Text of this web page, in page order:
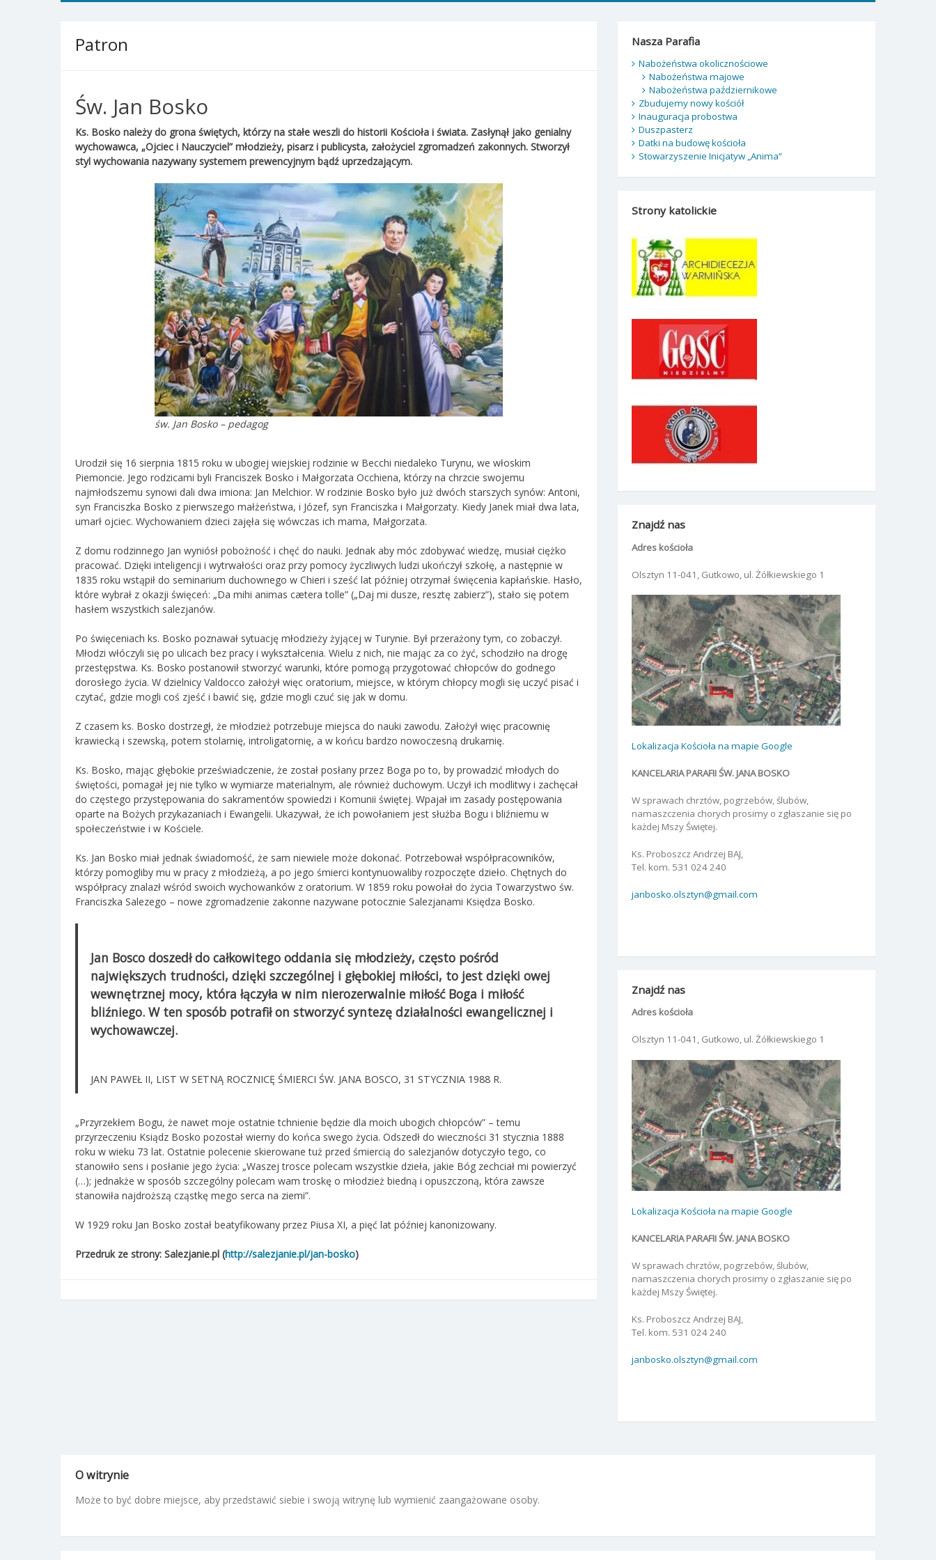
Patron
Św. Jan Bosko
Ks. Bosko należy do grona świętych, którzy na stałe weszli do historii Kościoła i świata. Zasłynął jako genialny
wychowawca, „Ojciec i Nauczyciel” młodzieży, pisarz i publicysta, założyciel zgromadzeń zakonnych. Stworzył
styl wychowania nazywany systemem prewencyjnym bądź uprzedzającym.
św. Jan Bosko – pedagog
Urodził się 16 sierpnia 1815 roku w ubogiej wiejskiej rodzinie w Becchi niedaleko Turynu, we włoskim
Piemoncie. Jego rodzicami byli Franciszek Bosko i Małgorzata Occhiena, którzy na chrzcie swojemu
najmłodszemu synowi dali dwa imiona: Jan Melchior. W rodzinie Bosko było już dwóch starszych synów: Antoni,
syn Franciszka Bosko z pierwszego małżeństwa, i Józef, syn Franciszka i Małgorzaty. Kiedy Janek miał dwa lata,
umarł ojciec. Wychowaniem dzieci zajęła się wówczas ich mama, Małgorzata.
Z domu rodzinnego Jan wyniósł pobożność i chęć do nauki. Jednak aby móc zdobywać wiedzę, musiał ciężko
pracować. Dzięki inteligencji i wytrwałości oraz przy pomocy życzliwych ludzi ukończył szkołę, a następnie w
1835 roku wstąpił do seminarium duchownego w Chieri i sześć lat później otrzymał święcenia kapłańskie. Hasło,
które wybrał z okazji święceń: „Da mihi animas cætera tolle” („Daj mi dusze, resztę zabierz”), stało się potem
hasłem wszystkich salezjanów.
Po święceniach ks. Bosko poznawał sytuację młodzieży żyjącej w Turynie. Był przerażony tym, co zobaczył.
Młodzi włóczyli się po ulicach bez pracy i wykształcenia. Wielu z nich, nie mając za co żyć, schodziło na drogę
przestępstwa. Ks. Bosko postanowił stworzyć warunki, które pomogą przygotować chłopców do godnego
dorosłego życia. W dzielnicy Valdocco założył więc oratorium, miejsce, w którym chłopcy mogli się uczyć pisać i
czytać, gdzie mogli coś zjeść i bawić się, gdzie mogli czuć się jak w domu.
Z czasem ks. Bosko dostrzegł, że młodzież potrzebuje miejsca do nauki zawodu. Założył więc pracownię
krawiecką i szewską, potem stolarnię, introligatornię, a w końcu bardzo nowoczesną drukarnię.
Ks. Bosko, mając głębokie przeświadczenie, że został posłany przez Boga po to, by prowadzić młodych do
świętości, pomagał jej nie tylko w wymiarze materialnym, ale również duchowym. Uczył ich modlitwy i zachęcał
do częstego przystępowania do sakramentów spowiedzi i Komunii świętej. Wpajał im zasady postępowania
oparte na Bożych przykazaniach i Ewangelii. Ukazywał, że ich powołaniem jest służba Bogu i bliźniemu w
społeczeństwie i w Kościele.
Ks. Jan Bosko miał jednak świadomość, że sam niewiele może dokonać. Potrzebował współpracowników,
którzy pomogliby mu w pracy z młodzieżą, a po jego śmierci kontynuowaliby rozpoczęte dzieło. Chętnych do
współpracy znalazł wśród swoich wychowanków z oratorium. W 1859 roku powołał do życia Towarzystwo św.
Franciszka Salezego – nowe zgromadzenie zakonne nazywane potocznie Salezjanami Księdza Bosko.
Jan Bosco doszedł do całkowitego oddania się młodzieży, często pośród
największych trudności, dzięki szczególnej i głębokiej miłości, to jest dzięki owej
wewnętrznej mocy, która łączyła w nim nierozerwalnie miłość Boga i miłość
bliźniego. W ten sposób potrafił on stworzyć syntezę działalności ewangelicznej i
wychowawczej.
JAN PAWEŁ II, LIST W SETNĄ ROCZNICĘ ŚMIERCI ŚW. JANA BOSCO, 31 STYCZNIA 1988 R.
„Przyrzekłem Bogu, że nawet moje ostatnie tchnienie będzie dla moich ubogich chłopców” – temu
przyrzeczeniu Ksiądz Bosko pozostał wierny do końca swego życia. Odszedł do wieczności 31 stycznia 1888
roku w wieku 73 lat. Ostatnie polecenie skierowane tuż przed śmiercią do salezjanów dotyczyło tego, co
stanowiło sens i posłanie jego życia: „Waszej trosce polecam wszystkie dzieła, jakie Bóg zechciał mi powierzyć
(…); jednakże w sposób szczególny polecam wam troskę o młodzież biedną i opuszczoną, która zawsze
stanowiła najdroższą cząstkę mego serca na ziemi”.
W 1929 roku Jan Bosko został beatyfikowany przez Piusa XI, a pięć lat później kanonizowany.
Przedruk ze strony: Salezjanie.pl (http://salezjanie.pl/jan-bosko)
Nasza Parafia
Nabożeństwa okolicznościowe
Nabożeństwa majowe
Nabożeństwa październikowe
Zbudujemy nowy kościół
Inauguracja probostwa
Duszpasterz
Datki na budowę kościoła
Stowarzyszenie Inicjatyw „Anima”
Strony katolickie
Znajdź nas
Adres kościoła
Olsztyn 11-041, Gutkowo, ul. Żółkiewskiego 1
Lokalizacja Kościoła na mapie Google
KANCELARIA PARAFII ŚW. JANA BOSKO
W sprawach chrztów, pogrzebów, ślubów,
namaszczenia chorych prosimy o zgłaszanie się po
każdej Mszy Świętej.
Ks. Proboszcz Andrzej BAJ,
Tel. kom. 531 024 240
janbosko.olsztyn@gmail.com
Znajdź nas
Adres kościoła
Olsztyn 11-041, Gutkowo, ul. Żółkiewskiego 1
Lokalizacja Kościoła na mapie Google
KANCELARIA PARAFII ŚW. JANA BOSKO
W sprawach chrztów, pogrzebów, ślubów,
namaszczenia chorych prosimy o zgłaszanie się po
każdej Mszy Świętej.
Ks. Proboszcz Andrzej BAJ,
Tel. kom. 531 024 240
janbosko.olsztyn@gmail.com
O witrynie
Może to być dobre miejsce, aby przedstawić siebie i swoją witrynę lub wymienić zaangażowane osoby.